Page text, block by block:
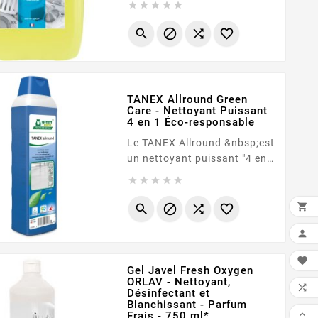
nettoyage manuel intensif de
litres est particulièrement
adapté aux établissements à
fort débit et aux cuisines
centrales, garantissant un
coût à l'usage...
    
   
TANEX Allround Green
Care - Nettoyant Puissant
4 en 1 Éco-responsable
Le TANEX Allround &nbsp;est
un nettoyant puissant "4 en
Certifié Ecolabel et Cradle to
total de...
    
   
Gel Javel Fresh Oxygen
ORLAV - Nettoyant,
Désinfectant et
Blanchissant - Parfum




